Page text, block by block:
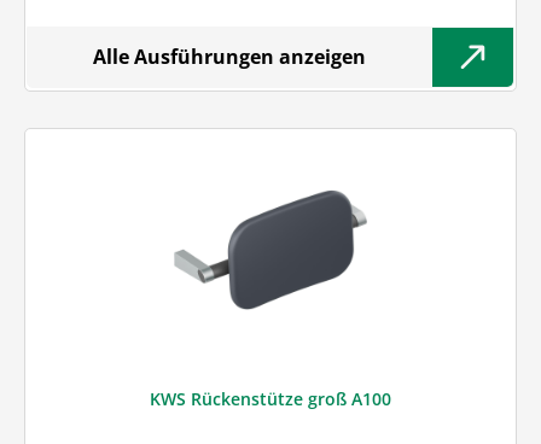
Alle Ausführungen anzeigen
KWS Rückenstütze groß A100